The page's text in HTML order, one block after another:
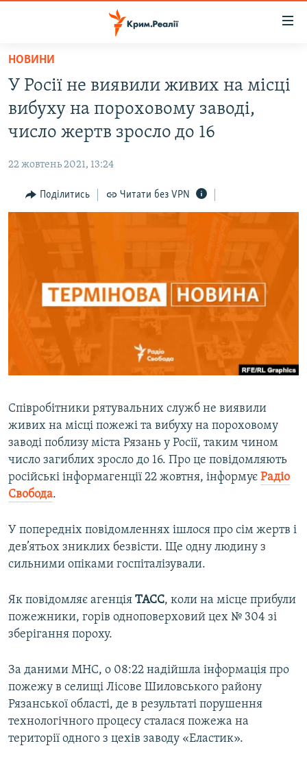
Перейти
основного
матеріалу
Перейти
основної
Перейти
до
ВОДА.КРИМ
ВІДЕО ТА ФОТО
БЛОГИ
ПОГЛЯД
ДЕПОРТАЦІЯ
СВІДЧЕННЯ ОКУПАЦІЇ
ЯК ОБІЙТИ БЛОКУВАННЯ
Усі сайти RFE/RL
НОВИНИ
У Росії не виявили живих на місці
вибуху на пороховому заводі,
число жертв зросло до 16
22 жовтень 2021, 13:24
Поділитись Читати без VPN
Співробітники рятувальних служб не виявили
живих на місці пожежі та вибуху на пороховому
заводі поблизу міста Рязань у Росії, таким чином
число загиблих зросло до 16. Про це повідомляють
російські інформагенції 22 жовтня, інформує Радіо
Свобода.
У попередніх повідомленнях ішлося про сім жертв і
дев’ятьох зниклих безвісти. Ще одну людину з
сильними опіками госпіталізували.
Як повідомляє агенція ТАСС, коли на місце прибули
пожежники, горів одноповерховий цех № 304 зі
зберігання пороху.
За даними МНС, о 08:22 надійшла інформація про
пожежу в селищі Лісове Шиловського району
Рязанської області, де в результаті порушення
технологічного процесу сталася пожежа на
території одного з цехів заводу «Еластик».